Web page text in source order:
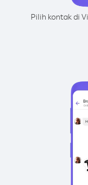
Pilih kontak di